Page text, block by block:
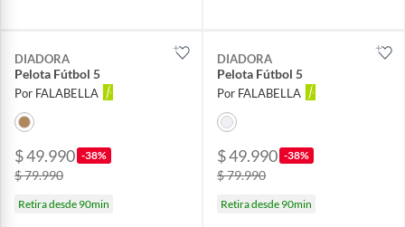
DIADORA
Pelota Fútbol 5
Por FALABELLA
$ 49.990 -38%
$ 79.990
Retira desde 90min
DIADORA
Pelota Fútbol 5
Por FALABELLA
$ 49.990 -38%
$ 79.990
Retira desde 90min